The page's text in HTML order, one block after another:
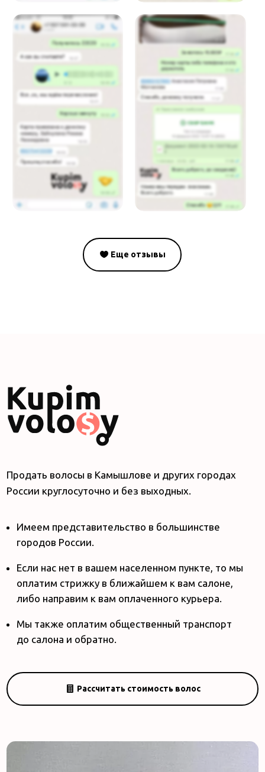
Еще отзывы
Продать волосы в Камышлове и других городах
России круглосуточно и без выходных.
Имеем представительство в большинстве
городов России.
Если нас нет в вашем населенном пункте, то мы
оплатим стрижку в ближайшем к вам салоне,
либо направим к вам оплаченного курьера.
Мы также оплатим общественный транспорт
до салона и обратно.
Рассчитать стоимость волос